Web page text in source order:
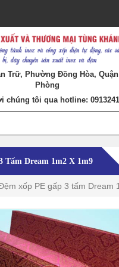
Trữ, Phường Đồng Hòa,
Phòng
chúng tôi qua hotline:
Tấm Dream 1m2 X 1m9
xốp PE gấp 3 tấm Dream